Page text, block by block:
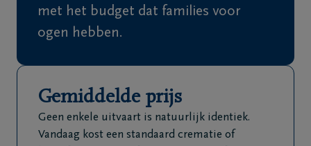
Ons
Veelgestelde
vragen
met het budget dat families voor
ogen hebben.
Gemiddelde prijs
Geen enkele uitvaart is natuurlijk identiek.
Vandaag kost een standaard crematie of